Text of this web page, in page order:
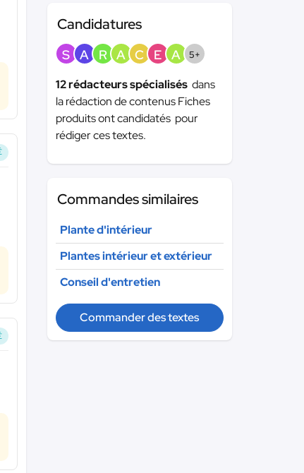
Candidatures
S A R A C E A 5+
12 rédacteurs spécialisés dans
la rédaction de contenus Fiches
produits ont candidatés pour
rédiger ces textes.
Commandes similaires
Plante d'intérieur
Plantes intérieur et extérieur
Conseil d'entretien
Commander des textes